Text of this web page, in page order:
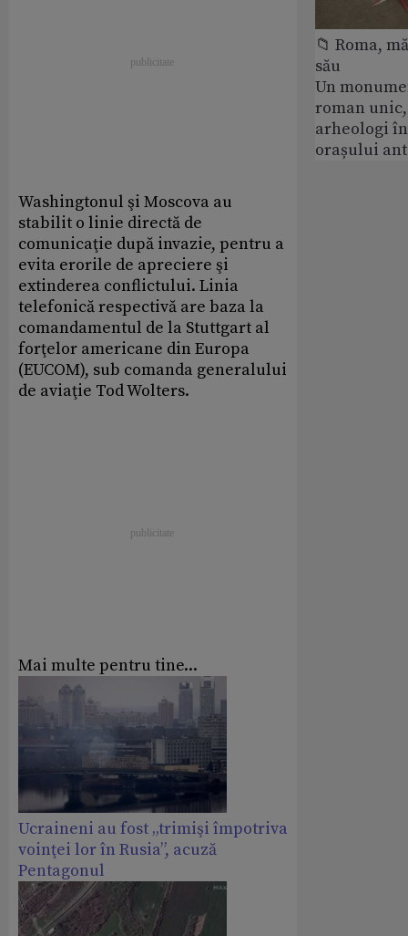
Washingtonul şi Moscova au
stabilit o linie directă de
comunicaţie după invazie, pentru a
evita erorile de apreciere şi
extinderea conflictului. Linia
telefonică respectivă are baza la
comandamentul de la Stuttgart al
forţelor americane din Europa
(EUCOM), sub comanda generalului
de aviaţie Tod Wolters.
Mai multe pentru tine...
Ucraineni au fost „trimişi împotriva
voinţei lor în Rusia”, acuză
Pentagonul
📁 Roma,
său
Un
roman
arheologi
orașului